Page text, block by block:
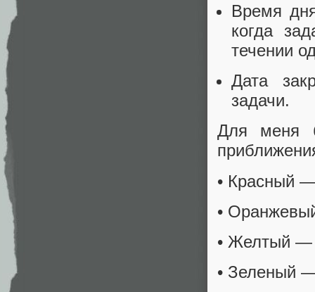
Время
когда
течении
Дата
задачи.
Для меня
• Красный
•
• Желтый —
• Зеленый